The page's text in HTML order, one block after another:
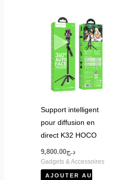
Support intelligent
pour diffusion en
direct K32 HOCO
د.ج9,800.00
Gadgets & Accessoires
AJOUTER AU